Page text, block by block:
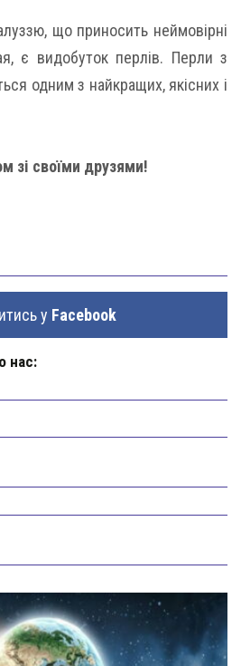
що приносить неймовірні
є видобуток перлів. Перли з
одним з найкращих, якісних і
зі своїми друзями!
у Facebook
нас: